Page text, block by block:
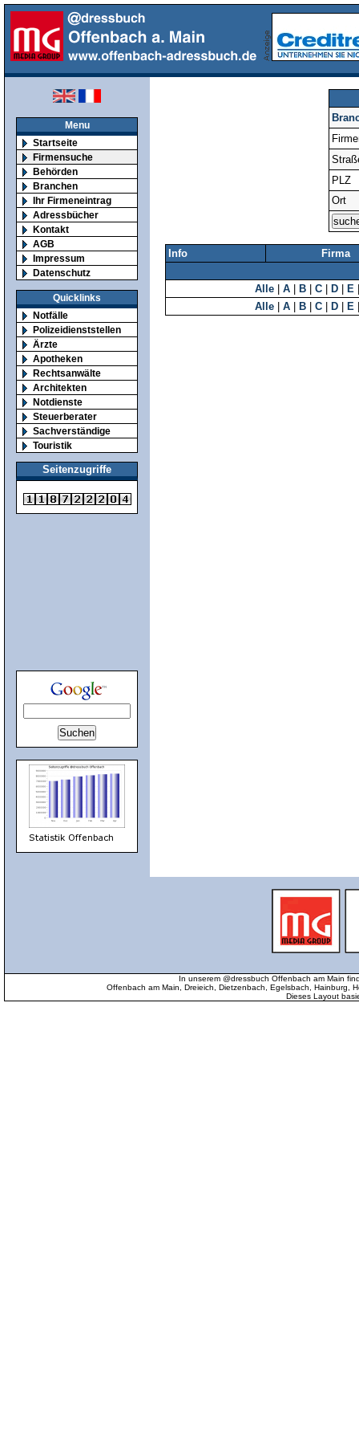
Menu
Startseite
Firmensuche
Behörden
Branchen
Ihr Firmeneintrag
Adressbücher
Kontakt
AGB
Impressum
Datenschutz
Quicklinks
Notfälle
Polizeidienststellen
Ärzte
Apotheken
Rechtsanwälte
Architekten
Notdienste
Steuerberater
Sachverständige
Touristik
Seitenzugriffe
PLZ
Ort
Info Firma
Alle A B C D E
Alle
A B C D E
In unserem @dressbuch Offenbach am Main
Offenbach am Main, Dreieich, Dietzenbach, Egelsbach, Hainburg,
Dieses Layout